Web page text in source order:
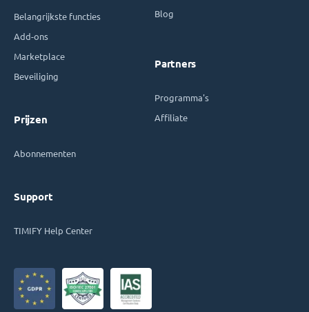
Belangrijkste functies
Add-ons
Marketplace
Beveiliging
Prijzen
Abonnementen
Support
TIMIFY Help Center
Blog
Partners
Programma's
Affiliate